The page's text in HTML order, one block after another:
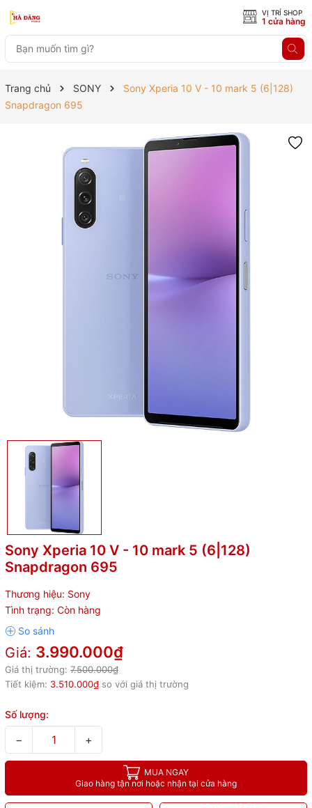
VỊ TRÍ SHOP
1 cửa hàng
Trang chủ SONY
Sony Xperia 10 V - 10 mark 5 (6|128)
Snapdragon 695
Sony Xperia 10 V - 10 mark 5 (6|128)
Snapdragon 695
Thương hiệu: Sony
Tình trạng: Còn hàng
Giá: 3.990.000₫
Giá thị trường: 7.500.000₫
Tiết kiệm: 3.510.000₫ so với giá thị trường
Số lượng:
− +
MUA NGAY
Giao hàng tận nơi hoặc nhận tại cửa hàng